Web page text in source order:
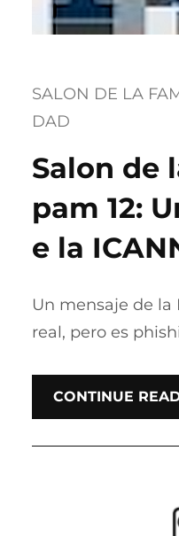
SALON DE LA
DAD
Salon de
pam 12:
e la
Un mensaje de la
real, pero es
CONTINUE